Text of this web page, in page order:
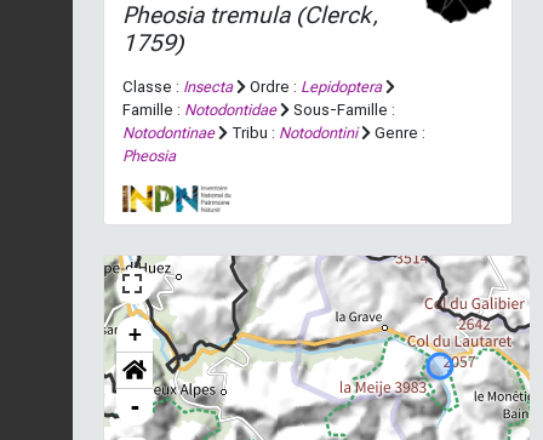
Pheosia tremula(Clerck,
1759)
Classe : Insecta Ordre : Lepidoptera
Famille : Notodontidae
Sous-Famille :
Notodontinae
Tribu : Notodontini
Genre :
Pheosia
+
-